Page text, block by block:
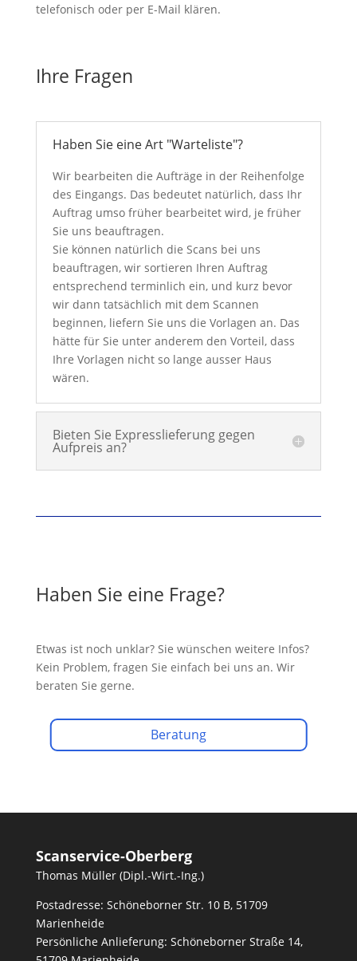
telefonisch oder per E-Mail klären.
Ihre Fragen
Haben Sie eine Art "Warteliste"?
Wir bearbeiten die Aufträge in der Reihenfolge
des Eingangs. Das bedeutet natürlich, dass Ihr
Auftrag umso früher bearbeitet wird, je früher
Sie uns beauftragen.
Sie können natürlich die Scans bei uns
beauftragen, wir sortieren Ihren Auftrag
entsprechend terminlich ein, und kurz bevor
wir dann tatsächlich mit dem Scannen
beginnen, liefern Sie uns die Vorlagen an. Das
hätte für Sie unter anderem den Vorteil, dass
Ihre Vorlagen nicht so lange ausser Haus
wären.
Bieten Sie Expresslieferung gegen
Aufpreis an?
Haben Sie eine Frage?
Etwas ist noch unklar? Sie wünschen weitere Infos?
Kein Problem, fragen Sie einfach bei uns an. Wir
beraten Sie gerne.
Beratung
Scanservice-Oberberg
Thomas Müller (Dipl.-Wirt.-Ing.)
Postadresse: Schöneborner Str. 10 B, 51709
Marienheide
Persönliche Anlieferung: Schöneborner Straße 14,